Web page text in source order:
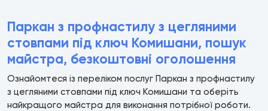
Паркан з профнастилу з цегляними
стовпами під ключ Комишани, пошук
майстра, безкоштовні оголошення
Ознайомтеся із переліком послуг Паркан з профнастилу
з цегляними стовпами під ключ Комишани та оберіть
найкращого майстра для виконання потрібної роботи.